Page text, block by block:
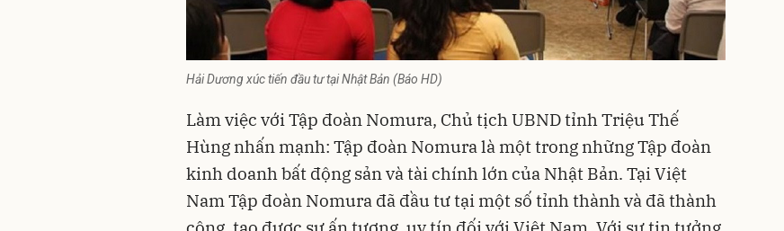
Hải Dương xúc tiến đầu tư tại Nhật Bản (Báo HD)
Làm việc với Tập đoàn Nomura, Chủ tịch UBND tỉnh Triệu Thế
Hùng nhấn mạnh: Tập đoàn Nomura là một trong những Tập đoàn
kinh doanh bất động sản và tài chính lớn của Nhật Bản. Tại Việt
Nam Tập đoàn Nomura đã đầu tư tại một số tỉnh thành và đã thành